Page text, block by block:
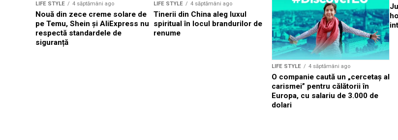
LIFE STYLE 4 săptămâni ago
Nouă din zece creme solare de
pe Temu, Shein și AliExpress nu
respectă standardele de
siguranță
LIFE STYLE 4 săptămâni ago
Tinerii din China aleg luxul
spiritual în locul brandurilor de
renume
LIFE STYLE 4 săptămâni ago
O companie caută un „cercetaș al
carismei” pentru călătorii în
Europa, cu salariu de 3.000 de
dolari